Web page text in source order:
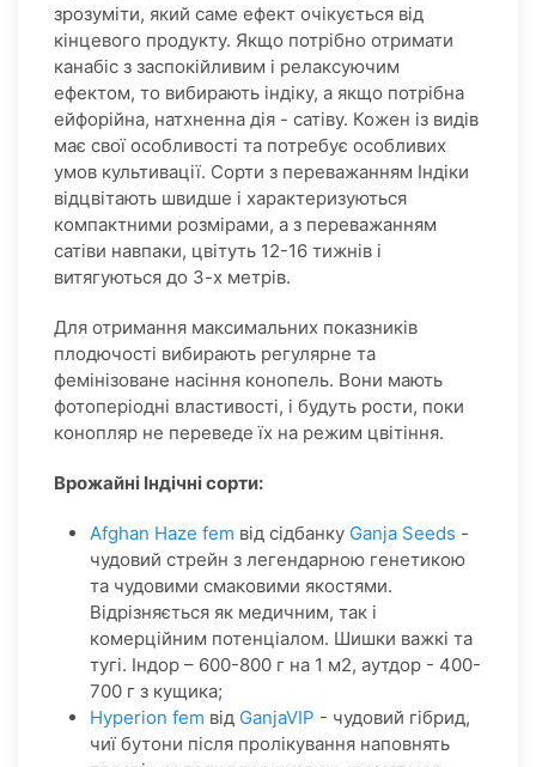
зрозуміти, який саме ефект очікується від
кінцевого продукту. Якщо потрібно отримати
канабіс з заспокійливим і релаксуючим
ефектом, то вибирають індіку, а якщо потрібна
ейфорійна, натхненна дія - сатіву. Кожен із видів
має свої особливості та потребує особливих
умов культивації. Сорти з переважанням Індіки
відцвітають швидше і характеризуються
компактними розмірами, а з переважанням
сатіви навпаки, цвітуть 12-16 тижнів і
витягуються до 3-х метрів.
Для отримання максимальних показників
плодючості вибирають регулярне та
фемінізоване насіння конопель. Вони мають
фотоперіодні властивості, і будуть рости, поки
конопляр не переведе їх на режим цвітіння.
Врожайні Індічні сорти:
Afghan Haze fem від сідбанку Ganja Seeds -
чудовий стрейн з легендарною генетикою
та чудовими смаковими якостями.
Відрізняється як медичним, так і
комерційним потенціалом. Шишки важкі та
тугі. Індор – 600-800 г на 1 м2, аутдор - 400-
700 г з кущика;
Hyperion fem від GanjaVIP - чудовий гібрид,
чиї бутони після пролікування наповнять